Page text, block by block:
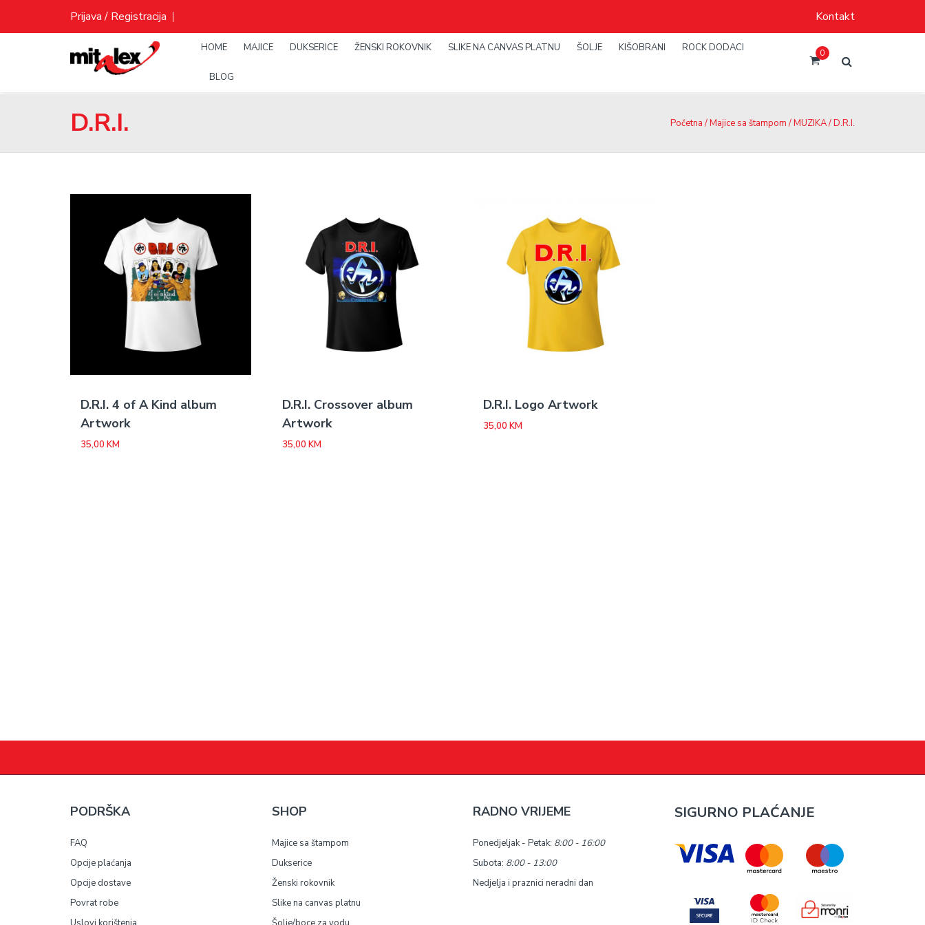
content
Prijava / Registracija Kontakt
HOME MAJICE DUKSERICE ŽENSKI ROKOVNIK SLIKE NA CANVAS PLATNU ŠOLJE KIŠOBRANI ROCK DODACI
BLOG
0
D.R.I. Početna /Majice sa štampom /MUZIKA/ D.R.I.
D.R.I. 4 of A Kind album
Artwork
35,00 KM
D.R.I. Crossover album
Artwork
35,00 KM
D.R.I. Logo Artwork
35,00 KM
PODRŠKA
FAQ
Opcije plaćanja
Opcije dostave
Povrat robe
SHOP
Majice sa štampom
Dukserice
Ženski rokovnik
Slike na canvas platnu
RADNO VRIJEME
Ponedjeljak - Petak: 8:00 - 16:00
Subota: 8:00 - 13:00
Nedjelja i praznici neradni dan
SIGURNO PLAĆANJE